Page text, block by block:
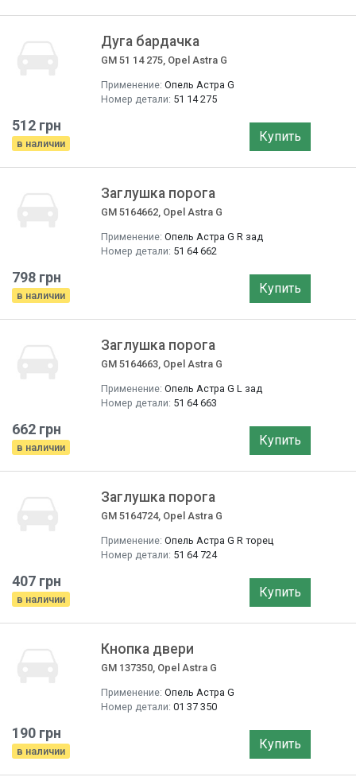
Дуга бардачка
GM 51 14 275, Opel Astra G
Применение: Опель Астра G
Номер детали: 51 14 275
512 грн
в наличии Купить
Заглушка порога
GM 5164662, Opel Astra G
Применение: Опель Астра G R зад
Номер детали: 51 64 662
798 грн
в наличии Купить
Заглушка порога
GM 5164663, Opel Astra G
Применение: Опель Астра G L зад
Номер детали: 51 64 663
662 грн
в наличии Купить
Заглушка порога
GM 5164724, Opel Astra G
Применение: Опель Астра G R торец
Номер детали: 51 64 724
407 грн
в наличии Купить
Кнопка двери
GM 137350, Opel Astra G
Применение: Опель Астра G
Номер детали: 01 37 350
190 грн
в наличии Купить